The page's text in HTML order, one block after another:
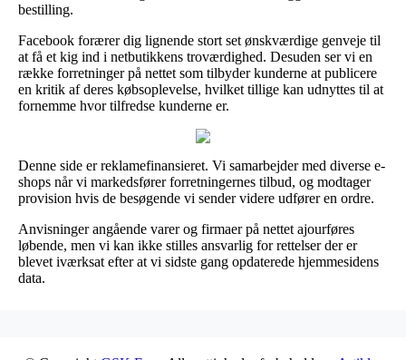
bestilling.
Facebook forærer dig lignende stort set ønskværdige genveje til
at få et kig ind i netbutikkens troværdighed. Desuden ser vi en
række forretninger på nettet som tilbyder kunderne at publicere
en kritik af deres købsoplevelse, hvilket tillige kan udnyttes til at
fornemme hvor tilfredse kunderne er.
Denne side er reklamefinansieret. Vi samarbejder med diverse e-
shops når vi markedsfører forretningernes tilbud, og modtager
provision hvis de besøgende vi sender videre udfører en ordre.
Anvisninger angående varer og firmaer på nettet ajourføres
løbende, men vi kan ikke stilles ansvarlig for rettelser der er
blevet iværksat efter at vi sidste gang opdaterede hjemmesidens
data.